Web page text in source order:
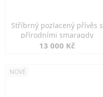
Stříbrný pozlacený přívěs s
přírodními smaragdy
13 000 Kč
NOVÉ